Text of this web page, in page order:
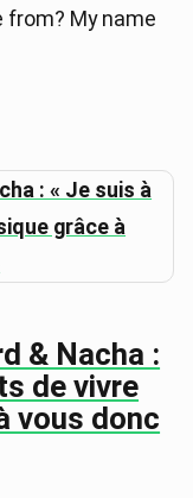
from? My name
& Nacha :
de vivre
vous donc